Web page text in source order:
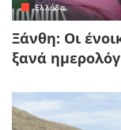
Ελλάδα
Ξάνθη: Οι
ξανά